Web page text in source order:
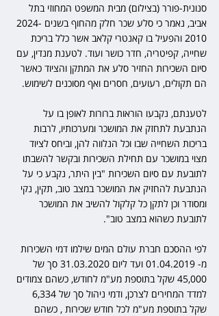
סנונית-פורר (בצילום) מבית המשפט המחוזי בתל
אביב, נאמר כי סלע שכר חלק מהחוף בשנים 2024-
2010 והפעיל בו קאנטרי קלאב אשר כלל בריכת
שחייה, קפיטריה, חדר כושר ועוד. לטענת מנדין, עם
סיום השכירות החזיר סלע את המתקן והציוד כאשר
הם תקולים, רעועים, חסרים ואף מסוכנים לשימוש.
לטענתם, נקבעו הוראות ברורות לאופן בו על
הנתבעת לתחזק את המושכר ומערכותיו, לרבות
בריכות השחייה שבו וכל הנלווה להן, וביחס לציוד
מצוי במושכר עם תחילת השכירות ובקשר להשבתו
לתובעת עם סיום השכירות "בין היתר, נקבע כי על
הנתבעת להחזיק את המושכר במצב טוב, תקין, נקי
ומסודר וכן לתקן כל קלקול להשיב את המושכר
לתובעת כשהוא במצב טוב".
לפי ההסכם חברת עולם המים שילמו דמי השכירות
מ- 01.04.2019 ועד ליום 31.03.2020 סך של
45,000 שקל בתוספת מע"מ לחודש, כשהם צמודים
שקל בתוספת מע"מ לכל חודש שכירות , כשהם